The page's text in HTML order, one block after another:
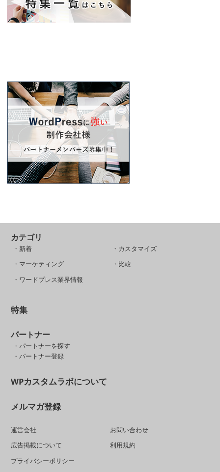
カテゴリ
・新着
・カスタマイズ
・マーケティング
・比較
・ワードプレス業界情報
特集
パートナー
・パートナーを探す
・パートナー登録
WPカスタムラボについて
メルマガ登録
運営会社
お問い合わせ
広告掲載について
利用規約
プライバシーポリシー